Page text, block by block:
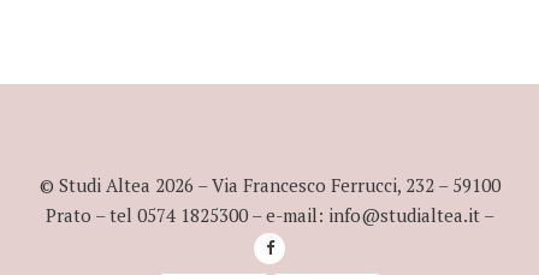
© Studi Altea 2026 – Via Francesco Ferrucci, 232 – 59100
Prato – tel 0574 1825300 – e-mail: info@studialtea.it –